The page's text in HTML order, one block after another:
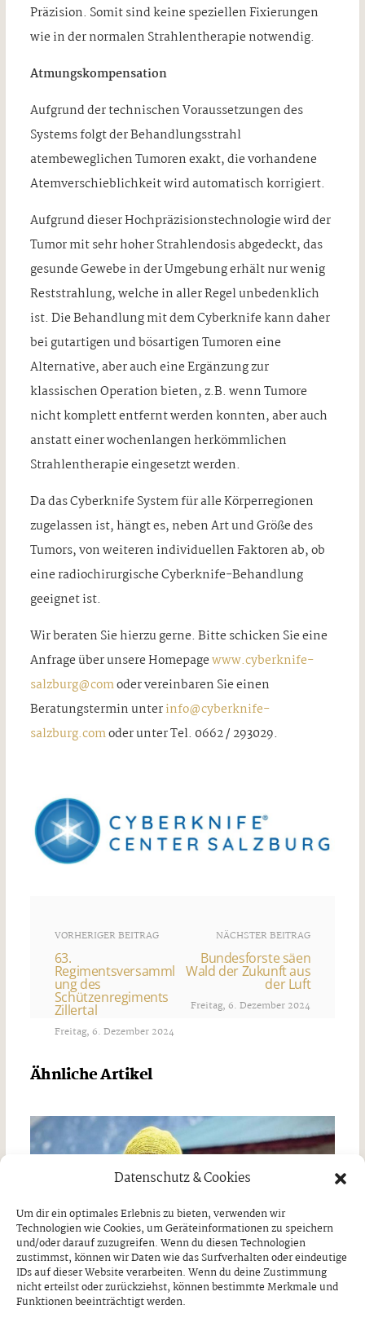
Datenschutz & Cookies
Um dir ein optimales Erlebnis zu bieten, verwenden wir
Technologien wie Cookies, um Geräteinformationen zu speichern
und/oder darauf zuzugreifen. Wenn du diesen Technologien
zustimmst, können wir Daten wie das Surfverhalten oder eindeutige
IDs auf dieser Website verarbeiten. Wenn du deine Zustimmung
nicht erteilst oder zurückziehst, können bestimmte Merkmale und
Funktionen beeinträchtigt werden.
Präzision. Somit sind keine speziellen Fixierungen
wie in der normalen Strahlentherapie notwendig.
Atmungskompensation
Aufgrund der technischen Voraussetzungen des
Systems folgt der Behandlungsstrahl
atembeweglichen Tumoren exakt, die vorhandene
Atemverschieblichkeit wird automatisch korrigiert.
Aufgrund dieser Hochpräzisionstechnologie wird der
Tumor mit sehr hoher Strahlendosis abgedeckt, das
gesunde Gewebe in der Umgebung erhält nur wenig
Reststrahlung, welche in aller Regel unbedenklich
ist. Die Behandlung mit dem Cyberknife kann daher
bei gutartigen und bösartigen Tumoren eine
Alternative, aber auch eine Ergänzung zur
klassischen Operation bieten, z.B. wenn Tumore
nicht komplett entfernt werden konnten, aber auch
anstatt einer wochenlangen herkömmlichen
Strahlentherapie eingesetzt werden.
Da das Cyberknife System für alle Körperregionen
zugelassen ist, hängt es, neben Art und Größe des
Tumors, von weiteren individuellen Faktoren ab, ob
eine radiochirurgische Cyberknife-Behandlung
geeignet ist.
Wir beraten Sie hierzu gerne. Bitte schicken Sie eine
Anfrage über unsere Homepagewww.cyberknife-
salzburg@comoder vereinbaren Sie einen
Beratungstermin unterinfo@cyberknife-
salzburg.comoder unter Tel. 0662 / 293029.
VORHERIGER BEITRAG
63.
Regimentsversamml
ung des
Schützenregiments
Zillertal
Freitag, 6. Dezember 2024
NÄCHSTER BEITRAG
Bundesforste säen
Wald der Zukunft aus
der Luft
Freitag, 6. Dezember 2024
Ähnliche Artikel